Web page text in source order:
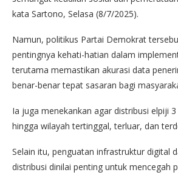
kata Sartono, Selasa (8/7/2025).
Namun, politikus Partai Demokrat
pentingnya kehati-hatian dalam
terutama memastikan akurasi data
benar-benar tepat sasaran bagi
Ia juga menekankan agar distribusi elpiji
hingga wilayah tertinggal, terluar, dan
Selain itu, penguatan infrastruktur digital
distribusi dinilai penting untuk mencegah